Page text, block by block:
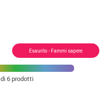
Esaurito - Fammi sapere
di 6 prodotti